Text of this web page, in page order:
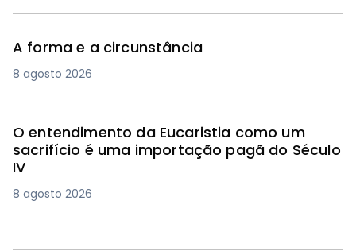
A forma e a circunstância
8 agosto 2026
O entendimento da Eucaristia como um
sacrifício é uma importação pagã do Século
IV
8 agosto 2026